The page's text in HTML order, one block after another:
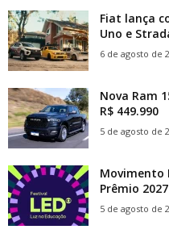
Fiat lança
Uno e
6 de agosto de
Nova Ram
R$ 449.990
5 de agosto de
Movimento
Prêmio 2027
5 de agosto de